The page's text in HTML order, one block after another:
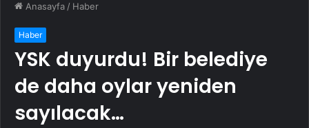
Anasayfa / Haber
Haber
YSK duyurdu! Bir belediye
de daha oylar yeniden
sayılacak…